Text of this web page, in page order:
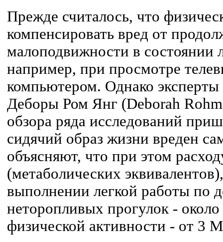
Прежде считалось, что
компенсировать вред от
малоподвижности в состоянии
например, при просмотре
компьютером. Однако
Деборы Ром Янг (Deborah
обзора ряда исследований
сидячий образ жизни вреден
объясняют, что при этом
(метаболических
выполнении легкой работы по
неторопливых прогулок -
физической активности - от 3